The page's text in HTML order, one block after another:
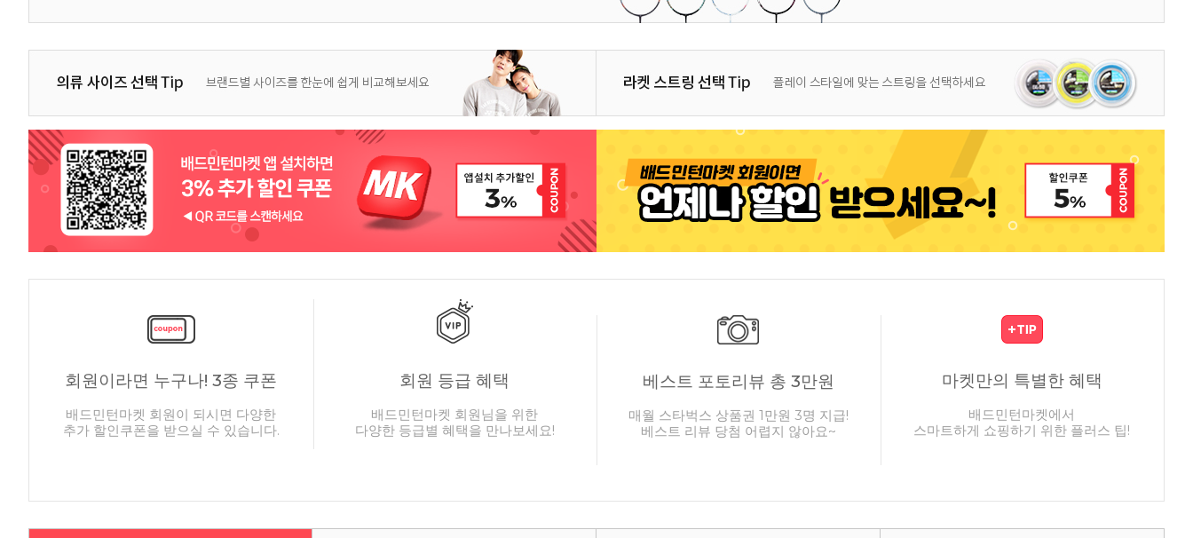
회원이라면 누구나! 3종 쿠폰
배드민턴마켓 회원이 되시면 다양한
추가 할인쿠폰을 받으실 수 있습니다.
회원 등급 혜택
배드민턴마켓 회원님을 위한
다양한 등급별 혜택을 만나보세요!
베스트 포토리뷰 총 3만원
매월 스타벅스 상품권 1만원 3명 지급!
베스트 리뷰 당첨 어렵지 않아요~
마켓만의 특별한 혜택
배드민턴마켓에서
스마트하게 쇼핑하기 위한 플러스 팁!